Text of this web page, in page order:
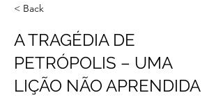
< Back
A TRAGÉDIA DE
PETRÓPOLIS – UMA
LIÇÃO NÃO APRENDIDA